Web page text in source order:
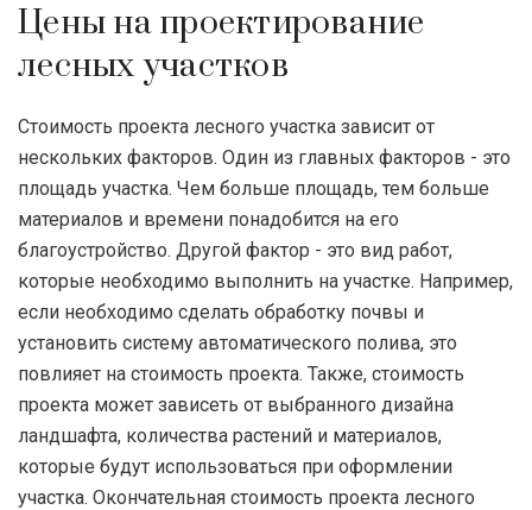
Цены на проектирование
лесных участков
Стоимость проекта лесного участка зависит от
нескольких факторов. Один из главных факторов - это
площадь участка. Чем больше площадь, тем больше
материалов и времени понадобится на его
благоустройство. Другой фактор - это вид работ,
которые необходимо выполнить на участке. Например,
если необходимо сделать обработку почвы и
установить систему автоматического полива, это
повлияет на стоимость проекта. Также, стоимость
проекта может зависеть от выбранного дизайна
ландшафта, количества растений и материалов,
которые будут использоваться при оформлении
участка. Окончательная стоимость проекта лесного